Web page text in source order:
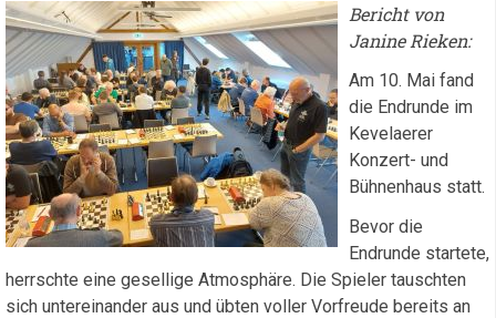
Bericht von
Janine Rieken:
Am 10. Mai fand
die Endrunde im
Kevelaerer
Konzert- und
Bühnenhaus statt.
Bevor die
Endrunde startete,
herrschte eine gesellige Atmosphäre. Die Spieler tauschten
sich untereinander aus und übten voller Vorfreude bereits an